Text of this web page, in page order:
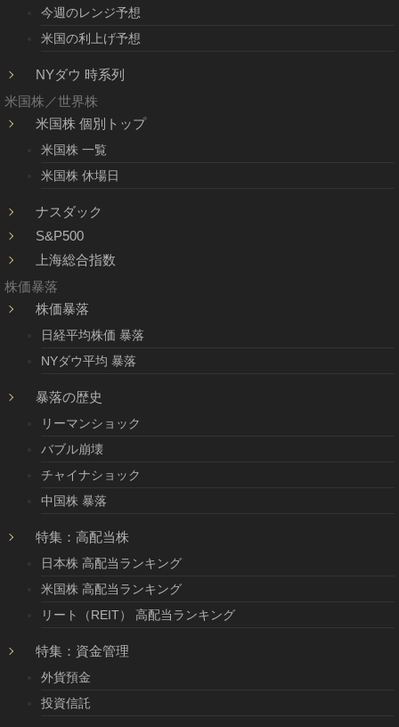
今週のレンジ予想
米国の利上げ予想
NYダウ 時系列
米国株／世界株
米国株 個別トップ
米国株 一覧
米国株 休場日
ナスダック
S&P500
上海総合指数
株価暴落
株価暴落
日経平均株価 暴落
NYダウ平均 暴落
暴落の歴史
リーマンショック
バブル崩壊
チャイナショック
中国株 暴落
特集：高配当株
日本株 高配当ランキング
米国株 高配当ランキング
リート（REIT） 高配当ランキング
特集：資金管理
外貨預金
投資信託